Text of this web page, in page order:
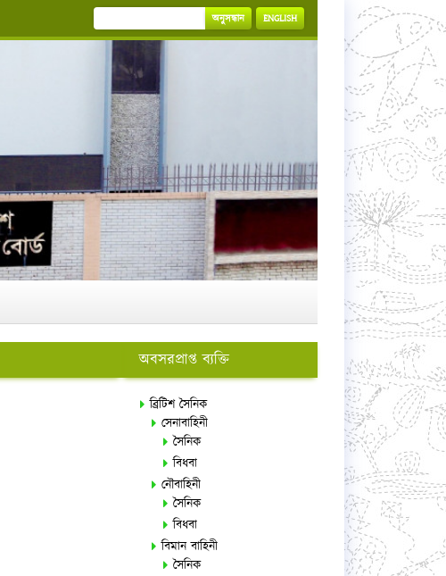
অনুসন্ধান ENGLISH
অবসরপ্রাপ্ত ব্যক্তি
ব্রিটিশ সৈনিক
সেনাবাহিনী
সৈনিক
বিধবা
নৌবাহিনী
সৈনিক
বিধবা
বিমান বাহিনী
সৈনিক